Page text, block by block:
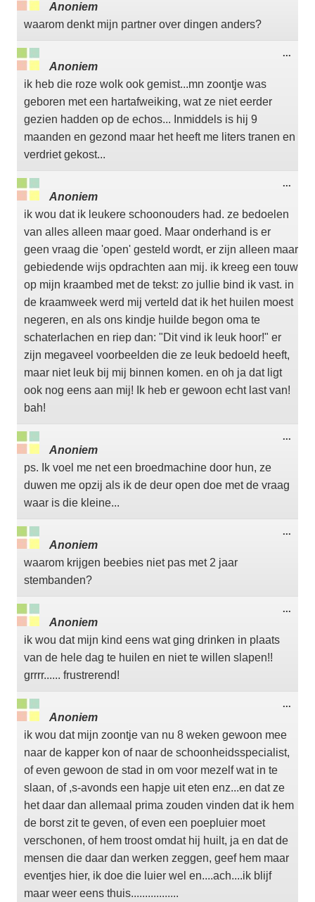
Anoniem
waarom denkt mijn partner over dingen anders?
Anoniem
ik heb die roze wolk ook gemist...mn zoontje was
geboren met een hartafweiking, wat ze niet eerder
gezien hadden op de echos... Inmiddels is hij 9
maanden en gezond maar het heeft me liters tranen en
verdriet gekost...
...
Anoniem
ik wou dat ik leukere schoonouders had. ze bedoelen
van alles alleen maar goed. Maar onderhand is er
geen vraag die 'open' gesteld wordt, er zijn alleen maar
gebiedende wijs opdrachten aan mij. ik kreeg een touw
op mijn kraambed met de tekst: zo jullie bind ik vast. in
de kraamweek werd mij verteld dat ik het huilen moest
negeren, en als ons kindje huilde begon oma te
schaterlachen en riep dan: "Dit vind ik leuk hoor!" er
zijn megaveel voorbeelden die ze leuk bedoeld heeft,
maar niet leuk bij mij binnen komen. en oh ja dat ligt
ook nog eens aan mij! Ik heb er gewoon echt last van!
bah!
...
Anoniem
ps. Ik voel me net een broedmachine door hun, ze
duwen me opzij als ik de deur open doe met de vraag
waar is die kleine...
...
Anoniem
waarom krijgen beebies niet pas met 2 jaar
stembanden?
...
Anoniem
ik wou dat mijn kind eens wat ging drinken in plaats
van de hele dag te huilen en niet te willen slapen!!
grrrr...... frustrerend!
...
Anoniem
ik wou dat mijn zoontje van nu 8 weken gewoon mee
naar de kapper kon of naar de schoonheidsspecialist,
of even gewoon de stad in om voor mezelf wat in te
slaan, of ,s-avonds een hapje uit eten enz...en dat ze
het daar dan allemaal prima zouden vinden dat ik hem
de borst zit te geven, of even een poepluier moet
verschonen, of hem troost omdat hij huilt, ja en dat de
mensen die daar dan werken zeggen, geef hem maar
eventjes hier, ik doe die luier wel en....ach....ik blijf
maar weer eens thuis.................
...